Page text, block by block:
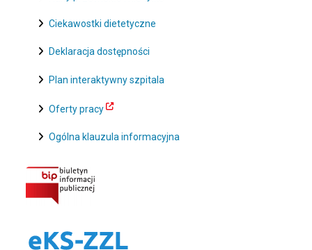
Ciekawostki dietetyczne
Deklaracja dostępności
Plan interaktywny szpitala
Oferty pracy
Ogólna klauzula informacyjna